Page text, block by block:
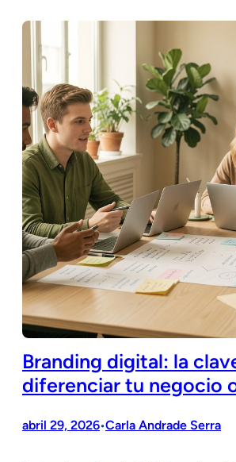
Branding digital: la
diferenciar tu negocio
abril 29, 2026•Carla Andrade Serra